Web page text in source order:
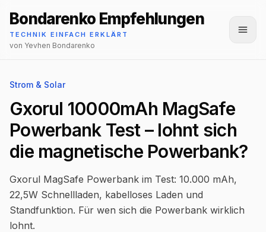
Bondarenko Empfehlungen
TECHNIK EINFACH ERKLÄRT
von Yevhen Bondarenko
Strom & Solar
Gxorul 10000mAh MagSafe
Powerbank Test – lohnt sich
die magnetische Powerbank?
Gxorul MagSafe Powerbank im Test: 10.000 mAh,
22,5W Schnellladen, kabelloses Laden und
Standfunktion. Für wen sich die Powerbank wirklich
lohnt.